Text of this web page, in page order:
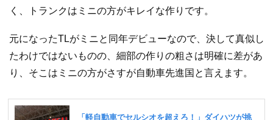
く、トランクはミニの方がキレイな作りです。
元になったTLがミニと同年デビューなので、決して真似し
たわけではないものの、細部の作りの粗さは明確に差があ
り、そこはミニの方がさすが自動車先進国と言えます。